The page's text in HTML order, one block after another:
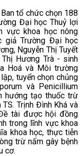
tổ chức chọn 188
Đại học Thuỷ lợi
vực khoa học nông
giả Trường Đại học
Nguyễn Thị Tuyết
Thị Hương Trà - sinh
Hoá và Môi trường
tuyển chọn chủng
và Penicillium
hướng tạo thuốc trừ
Trịnh Đình Khá và
tài được hội đồng
trong lĩnh vực khoa
khoa học, thực tiễn
trừ nấm gây bệnh
cơ.